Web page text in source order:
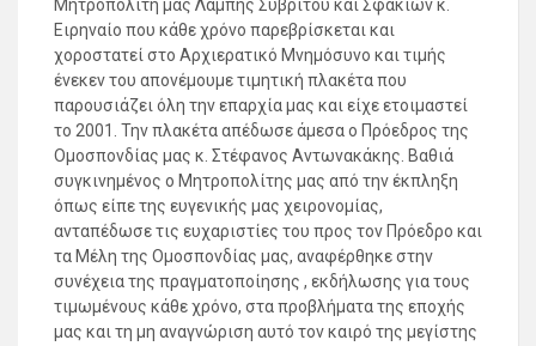
Μητροπολίτη μας Λάμπης Συβριτου και Σφακιών κ.
Ειρηναίο που κάθε χρόνο παρεβρίσκεται και
χοροστατεί στο Αρχιερατικό Μνημόσυνο και τιμής
ένεκεν του απονέμουμε τιμητική πλακέτα που
παρουσιάζει όλη την επαρχία μας και είχε ετοιμαστεί
το 2001. Την πλακέτα απέδωσε άμεσα ο Πρόεδρος της
Ομοσπονδίας μας κ. Στέφανος Αντωνακάκης. Βαθιά
συγκινημένος ο Μητροπολίτης μας από την έκπληξη
όπως είπε της ευγενικής μας χειρονομίας,
ανταπέδωσε τις ευχαριστίες του προς τον Πρόεδρο και
τα Μέλη της Ομοσπονδίας μας, αναφέρθηκε στην
συνέχεια της πραγματοποίησης , εκδήλωσης για τους
τιμωμένους κάθε χρόνο, στα προβλήματα της εποχής
μας και τη μη αναγνώριση αυτό τον καιρό της μεγίστης